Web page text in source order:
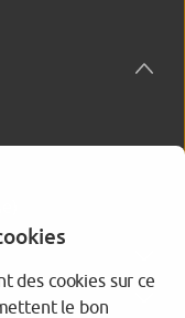
des cookies sur ce
le bon